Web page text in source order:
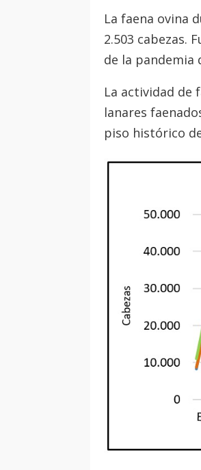
La faena ovina
2.503 cabezas.
de la pandemia
La actividad de
lanares
piso histórico